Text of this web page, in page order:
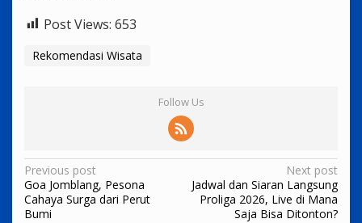
Post Views: 653
Rekomendasi Wisata
Follow Us
Post
navigation
Previous post
Goa Jomblang, Pesona
Cahaya Surga dari Perut
Bumi
Next post
Jadwal dan Siaran Langsung
Proliga 2026, Live di Mana
Saja Bisa Ditonton?